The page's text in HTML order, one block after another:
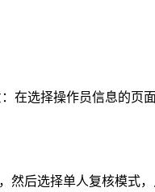
在选择操作员信息的页
后选择单人复核模式